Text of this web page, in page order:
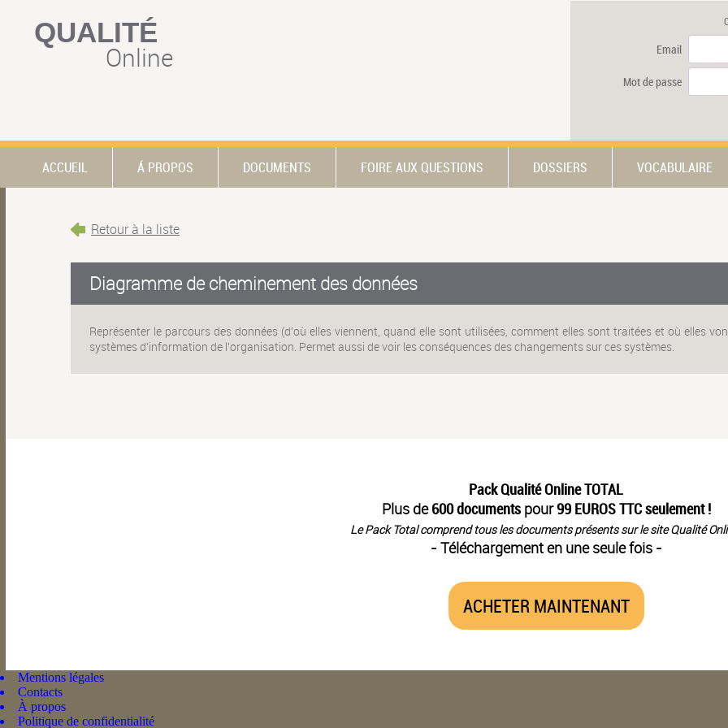
QUALITÉ
Online Email
Mot de passe
ACCUEIL Á PROPOS DOCUMENTS FOIRE AUX QUESTIONS DOSSIERS VOCABULAIRE
Retour à la liste
Diagramme de cheminement des données
Représenter le parcours des données (d'où elles viennent, quand elle sont utilisées, comment elles sont traitées et où elles
systèmes d'information de l'organisation. Permet aussi de voir les conséquences des changements sur ces systèmes.
Pack Qualité Online TOTAL
Plus de600 documentspour99 EUROS TTC seulement !
Le Pack Total comprend tous les documents présents sur le site Qualité
- Téléchargement en une seule fois -
ACHETER MAINTENANT
Mentions légales
Contacts
À propos
Politique de confidentialité